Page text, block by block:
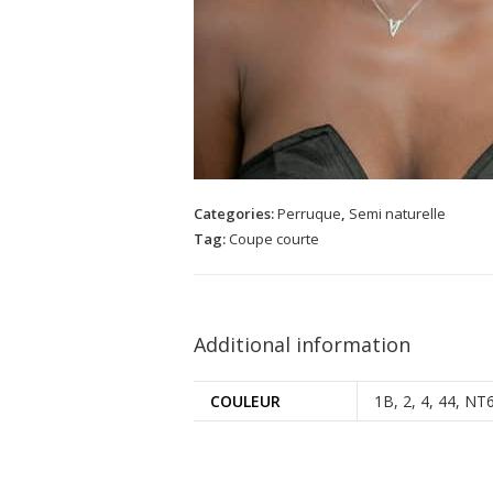
Categories:Perruque, Semi naturelle
Tag:Coupe courte
Additional information
COULEUR 1B, 2, 4, 44,